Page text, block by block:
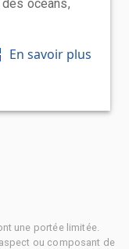
océans,
En savoir plus
une portée limitée.
ou composant de